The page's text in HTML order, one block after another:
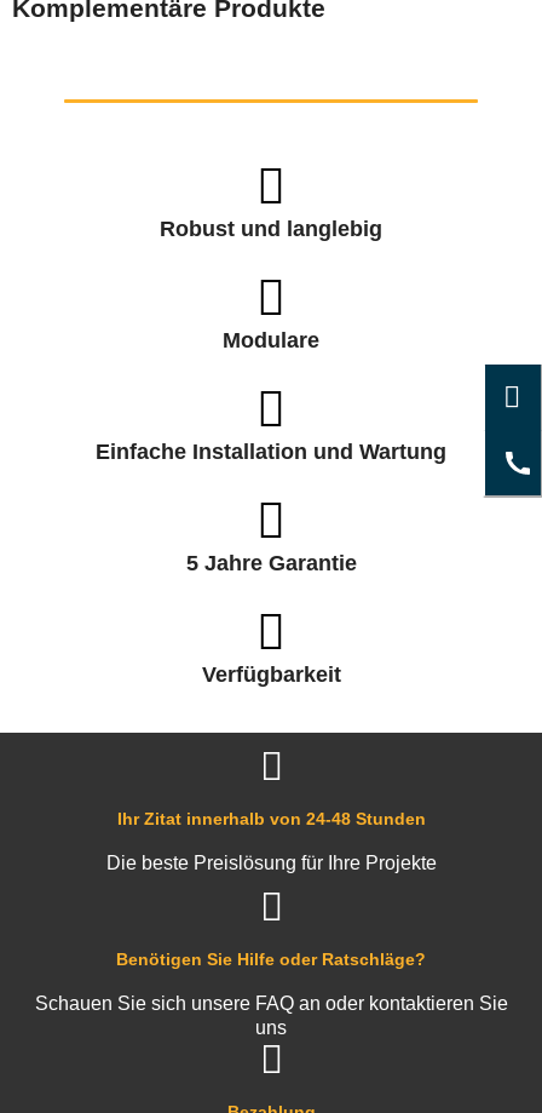
Komplementäre Produkte
Robust und langlebig
Modulare
Einfache Installation und Wartung
5 Jahre Garantie
Verfügbarkeit
Benötigen Sie Hilfe oder Ratschläge?
Schauen Sie sich unsere FAQ an oder kontaktieren Sie
uns
Ihr Zitat innerhalb von 24-48 Stunden
Die beste Preislösung für Ihre Projekte